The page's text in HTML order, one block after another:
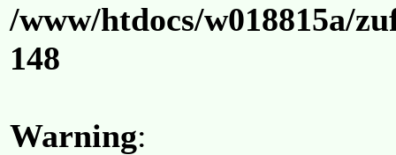
/www/htdocs/w018815a/
148
Warning: